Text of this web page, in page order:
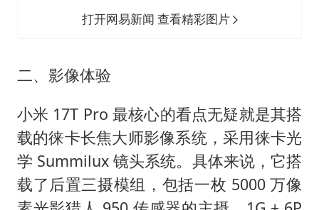
打开网易新闻 查看精彩图片
二、影像体验
小米 17T Pro 最核心的看点无疑就是其搭
载的徕卡长焦大师影像系统，采用徕卡光
学 Summilux 镜头系统。具体来说，它搭
载了后置三摄模组，包括一枚 5000 万像